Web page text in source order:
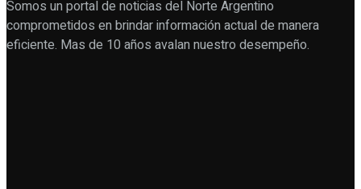
Somos un portal de noticias del Norte Argentino
comprometidos en brindar información actual de manera
eficiente. Mas de 10 años avalan nuestro desempeño.